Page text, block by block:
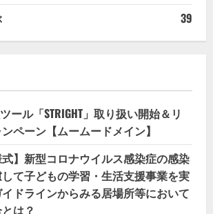
39
ール「STRIGHT」取り扱い開始＆リ
ペーン【ムームードメイン】
式】新型コロナウイルス感染症の感染
て子どもの学習・生活支援事業を実
ドラインからみる居場所等において
は？